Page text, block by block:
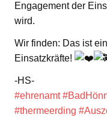
Engagement der
wird.
Wir finden: Das ist
Einsatzkräfte!
-HS-
#ehrenamt
#thermeerding